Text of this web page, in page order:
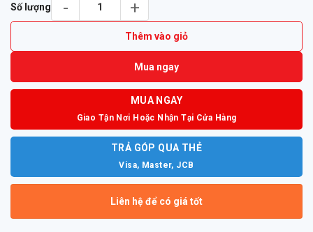
Số lượng
Thêm vào giỏ
Mua ngay
MUA NGAY
Giao Tận Nơi Hoặc Nhận Tại Cửa Hàng
TRẢ GÓP QUA THẺ
Visa, Master, JCB
Liên hệ để có giá tốt